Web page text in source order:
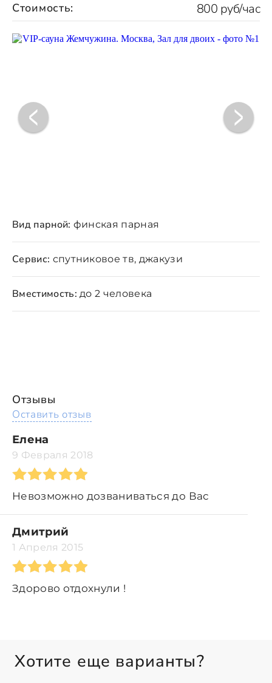
Стоимость: 800 руб/час
Вид парной: финская парная
Сервис: спутниковое тв, джакузи
Вместимость: до 2 человека
Отзывы
Оставить отзыв
Елена
9 Февраля 2018
Невозможно дозваниваться до Вас
Дмитрий
1 Апреля 2015
Здорово отдохнули !
Хотите еще варианты?